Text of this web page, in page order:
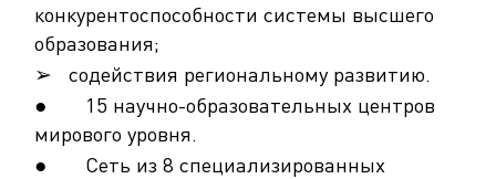
конкурентоспособности системы высшего
образования;
➢ содействия региональному развитию.
● 15 научно-образовательных центров
мирового уровня.
● Сеть из 8 специализированных